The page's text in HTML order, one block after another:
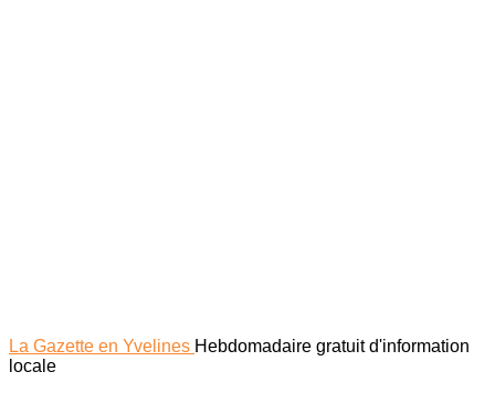
La Gazette en Yvelines Hebdomadaire gratuit d'information
locale